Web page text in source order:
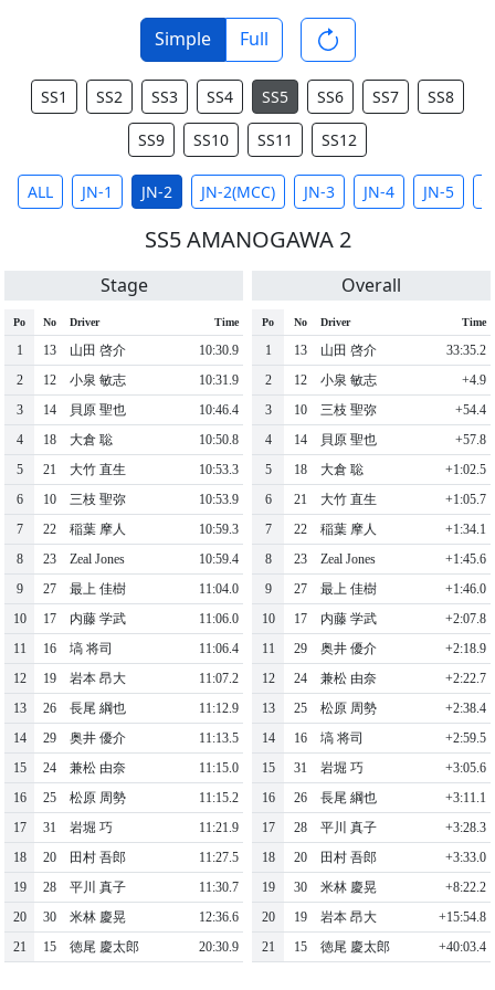
Simple Full
SS1 SS2 SS3 SS4 SS5 SS6 SS7 SS8
SS9 SS10 SS11 SS12
ALL JN-1 JN-2 JN-2(MCC) JN-3 JN-4 JN-5
SS5 AMANOGAWA 2
Stage
Po No Driver Time
1 13 ⼭⽥ 啓介
10:30.9
2
12 ⼩泉 敏志
10:31.9
3
14 ⾙原 聖也
10:46.4
4
18 ⼤倉 聡
10:50.8
5
21 ⼤⽵ 直⽣
10:53.3
6
10 三枝 聖弥
10:53.9
7
22 稲葉 摩⼈
10:59.3
8
23 Zeal Jones
10:59.4
9
27 最上 佳樹
11:04.0
10
17 内藤 学武
11:06.0
11
16 塙 将司
11:06.4
12
19 岩本 昂⼤
11:07.2
13
26 ⻑尾 綱也
11:12.9
14
29 奥井 優介
11:13.5
15
24 兼松 由奈
11:15.0
16
25 松原 周勢
11:15.2
17
31 岩堀 巧
11:21.9
18
20 ⽥村 吾郎
11:27.5
19
28 平川 真⼦
11:30.7
20
30 ⽶林 慶晃
12:36.6
21
15 徳尾 慶太郎 20:30.9
Overall
Po No Driver Time
1 13 ⼭⽥ 啓介
33:35.2
2
12 ⼩泉 敏志
+4.9
3
10 三枝 聖弥
+54.4
4
14 ⾙原 聖也
+57.8
5
18 ⼤倉 聡
+1:02.5
6
21 ⼤⽵ 直⽣
+1:05.7
7
22 稲葉 摩⼈
+1:34.1
8
23 Zeal Jones
+1:45.6
9
27 最上 佳樹
+1:46.0
10
17 内藤 学武
+2:07.8
11
29 奥井 優介
+2:18.9
12
24 兼松 由奈
+2:22.7
13
25 松原 周勢
+2:38.4
14
16 塙 将司
+2:59.5
15
31 岩堀 巧
+3:05.6
16
26 ⻑尾 綱也
+3:11.1
17
28 平川 真⼦
+3:28.3
18
20 ⽥村 吾郎
+3:33.0
19
30 ⽶林 慶晃
+8:22.2
20
19 岩本 昂⼤
+15:54.8
21
15 徳尾 慶太郎 +40:03.4